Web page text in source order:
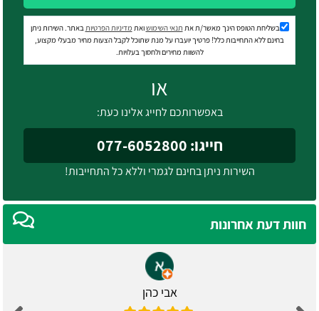
בשליחת הטופס הינך מאשר/ת את תנאי השימושואת מדיניות הפרטיותבאתר. השירות ניתן
בחינם ללא התחייבות כלל! פרטיך יועברו על מנת שתוכל לקבל הצעות מחיר מבעלי מקצוע,
להשוות מחירים ולחסוך בעלויות.
או
באפשרותכם לחייג אלינו כעת:
חייגו: 077-6052800
השירות ניתן בחינם לגמרי וללא כל התחייבות!
חוות דעת אחרונות
אבי כהן